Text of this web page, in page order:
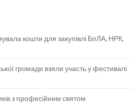
кошти для закупівлі БпЛА, НРК,
громади взяли участь у фестивалі
з професійним святом